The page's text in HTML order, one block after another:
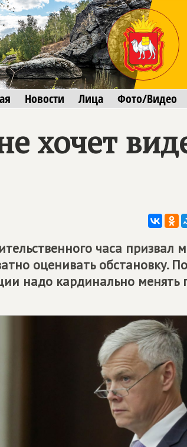
Новости Лица Фото/Видео
хочет
часа призвал
оценивать обстановку.
надо кардинально менять